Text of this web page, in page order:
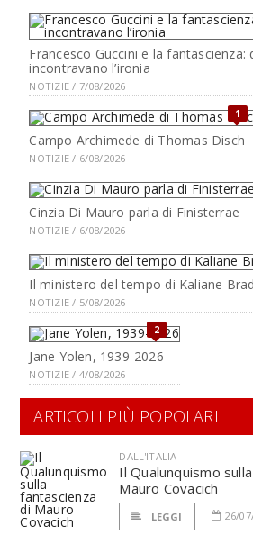
Francesco Guccini e la fantascienza:
incontravano l’ironia
NOTIZIE / 7/08/2026
1
Campo Archimede di Thomas Disch
NOTIZIE / 6/08/2026
Cinzia Di Mauro parla di Finisterrae
NOTIZIE / 6/08/2026
Il ministero del tempo di Kaliane
NOTIZIE / 5/08/2026
2
Jane Yolen, 1939-2026
NOTIZIE / 4/08/2026
ARTICOLI PIÙ POPOLARI
DALL'ITALIA
Il Qualunquismo
Mauro Covacich
LEGGI 26/